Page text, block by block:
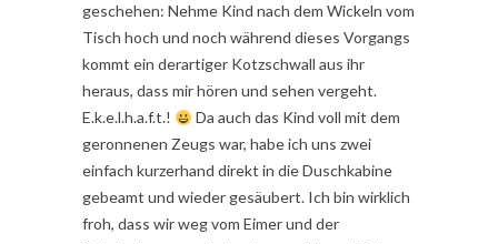
geschehen: Nehme Kind nach dem Wickeln vom
Tisch hoch und noch während dieses Vorgangs
kommt ein derartiger Kotzschwall aus ihr
heraus, dass mir hören und sehen vergeht.
E.k.e.l.h.a.f.t.!
Da auch das Kind voll mit dem
geronnenen Zeugs war, habe ich uns zwei
einfach kurzerhand direkt in die Duschkabine
gebeamt und wieder gesäubert. Ich bin wirklich
froh, dass wir weg vom Eimer und der